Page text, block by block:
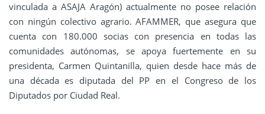
vinculada a ASAJA Aragón) actualmente no posee relación
con ningún colectivo agrario. AFAMMER, que asegura que
cuenta con 180.000 socias con presencia en todas las
comunidades autónomas, se apoya fuertemente en su
presidenta, Carmen Quintanilla, quien desde hace más de
una década es diputada del PP en el Congreso de los
Diputados por Ciudad Real.